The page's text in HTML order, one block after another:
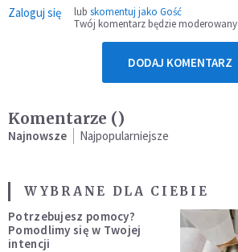
Zaloguj się lub skomentuj jako Gość
Twój komentarz będzie moderowany
DODAJ KOMENTARZ
Komentarze ()
Najnowsze Najpopularniejsze
WYBRANE DLA CIEBIE
Potrzebujesz pomocy?
Pomodlimy się w Twojej
intencji